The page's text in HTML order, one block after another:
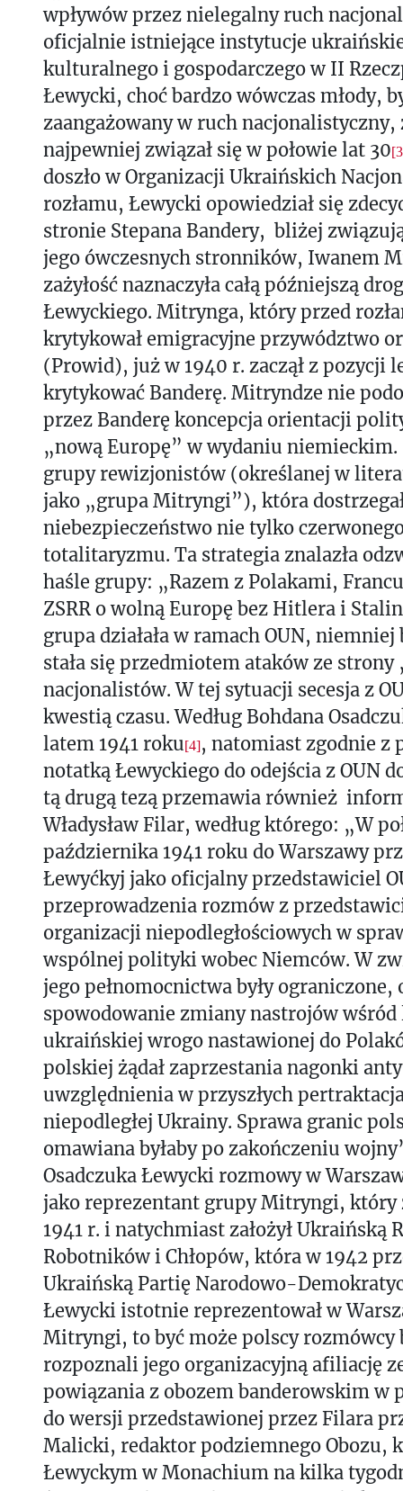
wpływów przez nielegalny ruch
oficjalnie istniejące instytucje
kulturalnego i gospodarczego w II
Łewycki, choć bardzo wówczas młody,
zaangażowany w ruch
najpewniej związał się w połowie lat 30
doszło w Organizacji Ukraińskich
rozłamu, Łewycki opowiedział się
stronie Stepana Bandery, bliżej
jego ówczesnych stronników, Iwanem
zażyłość naznaczyła całą późniejszą
Łewyckiego. Mitrynga, który przed
krytykował emigracyjne przywództwo
(Prowid), już w 1940 r. zaczął z pozycji
krytykować Banderę. Mitryndze nie
przez Banderę koncepcja orientacji
„nową Europę” w wydaniu niemieckim.
grupy rewizjonistów (określanej w
jako „grupa Mitryngi”), która
niebezpieczeństwo nie tylko
totalitaryzmu. Ta strategia znalazła
haśle grupy: „Razem z Polakami,
ZSRR o wolną Europę bez Hitlera i
grupa działała w ramach OUN, niemniej
stała się przedmiotem ataków ze
nacjonalistów. W tej sytuacji secesja z
kwestią czasu. Według Bohdana
latem 1941 roku[4], natomiast zgodnie z
notatką Łewyckiego do odejścia z OUN
tą drugą tezą przemawia również
Władysław Filar, według którego: „W
października 1941 roku do Warszawy
Łewyćkyj jako oficjalny przedstawiciel
przeprowadzenia rozmów z
organizacji niepodległościowych w
wspólnej polityki wobec Niemców. W
jego pełnomocnictwa były ograniczone,
spowodowanie zmiany nastrojów wśród
ukraińskiej wrogo nastawionej do
polskiej żądał zaprzestania nagonki
uwzględnienia w przyszłych
niepodległej Ukrainy. Sprawa granic
omawiana byłaby po zakończeniu
Osadczuka Łewycki rozmowy w
jako reprezentant grupy Mitryngi, który
1941 r. i natychmiast założył Ukraińską
Robotników i Chłopów, która w 1942
Ukraińską Partię Narodowo-
Łewycki istotnie reprezentował w
Mitryngi, to być może polscy rozmówcy
rozpoznali jego organizacyjną afiliację
powiązania z obozem banderowskim w
do wersji przedstawionej przez Filara
Malicki, redaktor podziemnego Obozu,
Łewyckym w Monachium na kilka